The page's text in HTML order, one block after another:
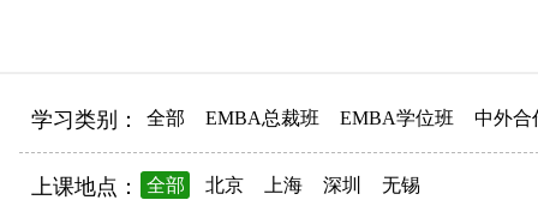
学习类别： 全部 EMBA总裁班 EMBA学位班 中外合
上课地点： 全部 北京 上海 深圳 无锡